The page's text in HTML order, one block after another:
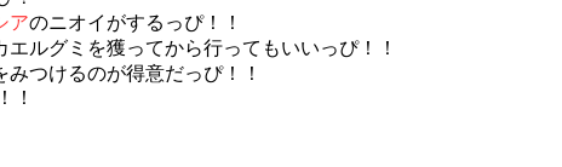
アのニオイがするっぴ！！
ルグミを獲ってから行ってもいいっぴ！！
つけるのが得意だっぴ！！
！